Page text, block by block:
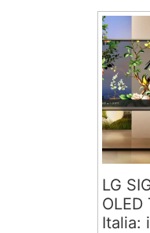
LG
Italia: